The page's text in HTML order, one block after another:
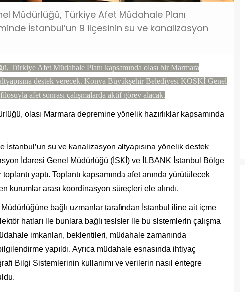
Müdürlüğü, Türkiye Afet Müdahale Planı
İstanbul’un 9 ilçesinin su ve kanalizasyon
Afet Müdahale Planı kapsamında olası bir Marmara
destek verecek. Konya Büyükşehir Belediyesi KOSKİ Genel
afet sonrası çalışmalarda aktif görev alacak.
olası Marmara depremine yönelik hazırlıklar kapsamında
su ve kanalizasyon altyapısına yönelik destek
İdaresi Genel Müdürlüğü (İSKİ) ve İLBANK İstanbul Bölge
yaptı. Toplantı kapsamında afet anında yürütülecek
kurumlar arası koordinasyon süreçleri ele alındı.
bağlı uzmanlar tarafından İstanbul iline ait içme
hatları ile bunlara bağlı tesisler ile bu sistemlerin çalışma
imkanları, beklentileri, müdahale zamanında
yapıldı. Ayrıca müdahale esnasında ihtiyaç
Bilgi Sistemlerinin kullanımı ve verilerin nasıl entegre